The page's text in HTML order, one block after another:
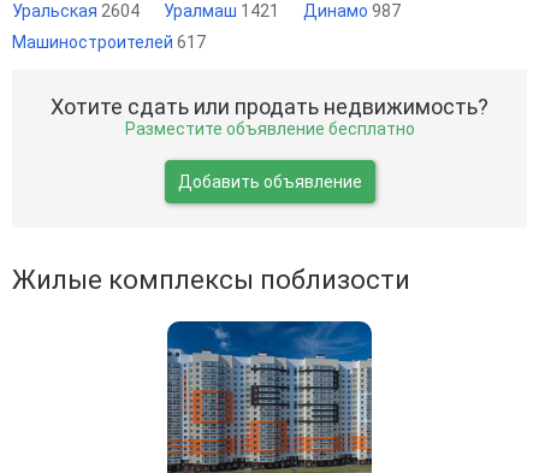
Уральская 2604 Уралмаш 1421 Динамо 987
Машиностроителей 617
Хотите сдать или продать недвижимость?
Разместите объявление бесплатно
Добавить объявление
Жилые комплексы поблизости